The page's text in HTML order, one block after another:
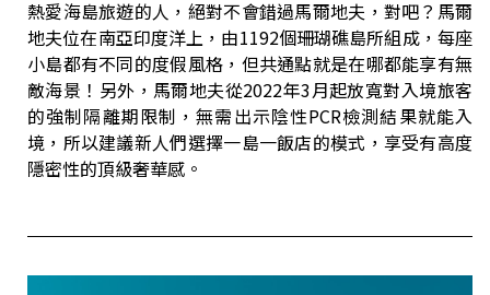
熱愛海島旅遊的人，絕對不會錯過馬爾地夫，對吧？馬爾
地夫位在南亞印度洋上，由1192個珊瑚礁島所組成，每座
小島都有不同的度假風格，但共通點就是在哪都能享有無
敵海景！另外，馬爾地夫從2022年3月起放寬對入境旅客
的強制隔離期限制，無需出示陰性PCR檢測結果就能入
境，所以建議新人們選擇一島一飯店的模式，享受有高度
隱密性的頂級奢華感。